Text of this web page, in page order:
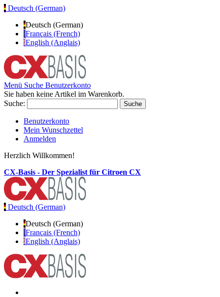
Deutsch (German)
Deutsch (German)
Français (French)
English (Anglais)
Menü Suche Benutzerkonto
Sie haben keine Artikel im Warenkorb.
Suche:
Suche
Benutzerkonto
Mein Wunschzettel
Anmelden
Herzlich Willkommen!
CX-Basis - Der Spezialist für Citroen CX
Deutsch (German)
Deutsch (German)
Français (French)
English (Anglais)